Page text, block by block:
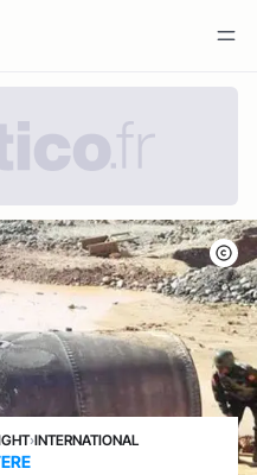
›INTERNATIONAL